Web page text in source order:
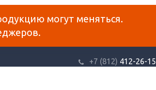
могут меняться.
+7 (812) 412-26-15